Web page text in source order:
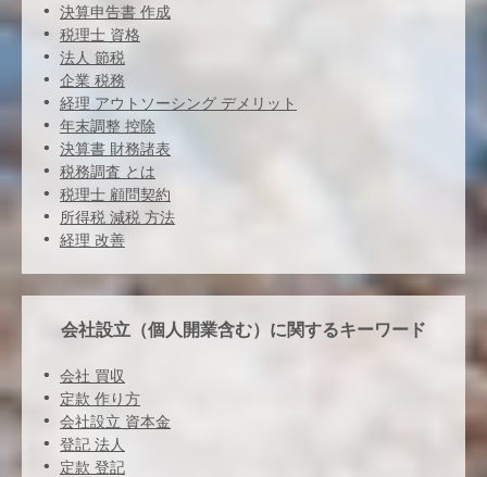
決算申告書 作成
税理士 資格
法人 節税
企業 税務
経理 アウトソーシング デメリット
年末調整 控除
決算書 財務諸表
税務調査 とは
税理士 顧問契約
所得税 減税 方法
経理 改善
会社設立（個人開業含む）に関するキーワード
会社 買収
定款 作り方
会社設立 資本金
登記 法人
定款 登記